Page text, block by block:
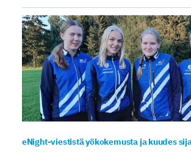
eNight-viestistä yökokemusta ja kuudes